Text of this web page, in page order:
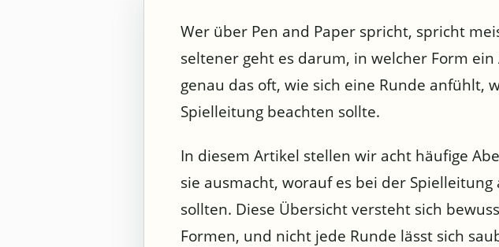
Wer über Pen and Paper spricht, spricht
seltener geht es darum, in welcher Form
genau das oft, wie sich eine Runde anfühlt,
Spielleitung beachten sollte.
In diesem Artikel stellen wir acht häufige
sie ausmacht, worauf es bei der
sollten. Diese Übersicht versteht sich
Formen, und nicht jede Runde lässt sich